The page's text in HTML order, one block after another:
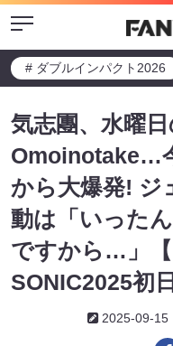
Menu
# ダブルインパクト2026
気志團、水曜日
Omoinotake…
から大爆発! ジ
動は「いった
ですから…」
SONIC2025初
2025-09-15